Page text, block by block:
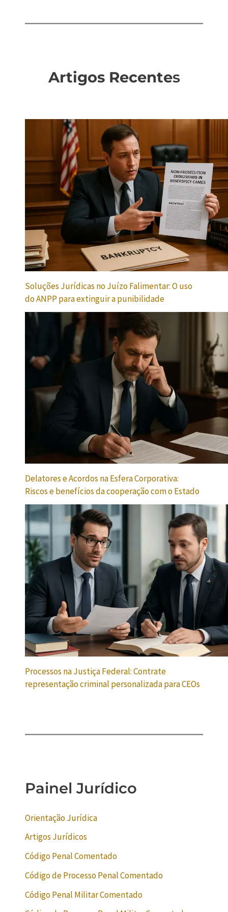
Artigos Recentes
Soluções Jurídicas no Juízo Falimentar: O uso
do ANPP para extinguir a punibilidade
Delatores e Acordos na Esfera Corporativa:
Riscos e benefícios da cooperação com o Estado
Processos na Justiça Federal: Contrate
representação criminal personalizada para CEOs
Painel Jurídico
Orientação Jurídica
Artigos Jurídicos
Código Penal Comentado
Código de Processo Penal Comentado
Código Penal Militar Comentado